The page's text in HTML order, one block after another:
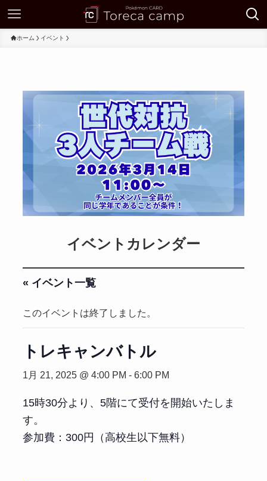
ホーム イベント
イベントカレンダー
« イベント一覧
このイベントは終了しました。
トレキャンバトル
1月 21, 2025 @ 4:00 PM - 6:00 PM
15時30分より、5階にて受付を開始いたしま
す。
参加費：300円（高校生以下無料）